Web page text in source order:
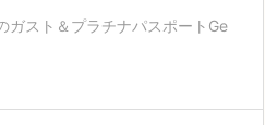
ガスト＆プラチナパスポートGe